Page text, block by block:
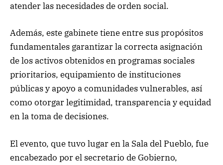
atender las necesidades de orden social.
Además, este gabinete tiene entre sus propósitos
fundamentales garantizar la correcta asignación
de los activos obtenidos en programas sociales
prioritarios, equipamiento de instituciones
públicas y apoyo a comunidades vulnerables, así
como otorgar legitimidad, transparencia y equidad
en la toma de decisiones.
El evento, que tuvo lugar en la Sala del Pueblo, fue
encabezado por el secretario de Gobierno,